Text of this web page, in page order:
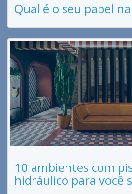
Qual é o seu papel
10 ambientes com
hidráulico para você